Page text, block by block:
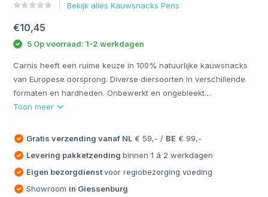
Bekijk alles Kauwsnacks Pens
€10,45
5 Op voorraad: 1-2 werkdagen
Carnis heeft een ruime keuze in 100% natuurlijke kauwsnacks
van Europese oorsprong. Diverse diersoorten in verschillende
formaten en hardheden. Onbewerkt en ongebleekt....
Toon meer
Gratis verzending vanaf NL € 59,- / BE € 99,-
Levering pakketzendingbinnen 1 á 2 werkdagen
Eigen bezorgdienstvoor regiobezorging voeding
Showroom in Giessenburg